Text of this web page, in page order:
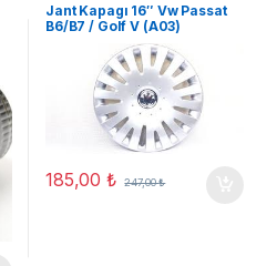
Jant Kapagı 16″ Vw Passat
B6/B7 / Golf V (A03)
185,00₺ 247,00₺